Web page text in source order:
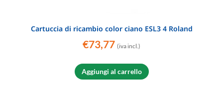
Cartuccia di ricambio color ciano ESL3 4 Roland
€73,77 (iva incl.)
Aggiungi al carrello